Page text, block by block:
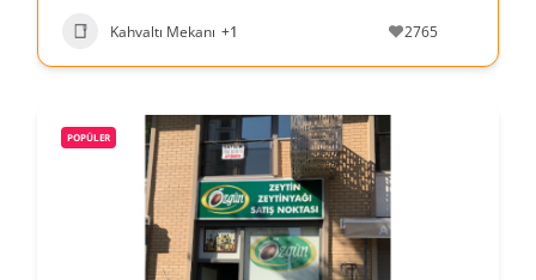
Kahvaltı Mekanı +1 2765
POPÜLER